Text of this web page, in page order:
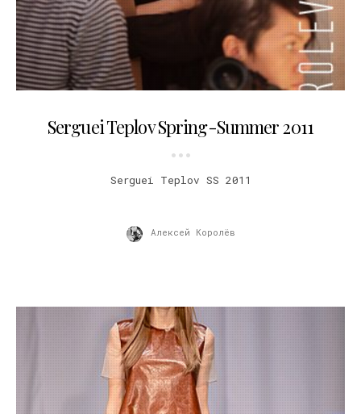
Serguei Teplov Spring-Summer 2011
Serguei Teplov SS 2011
Алексей Королёв